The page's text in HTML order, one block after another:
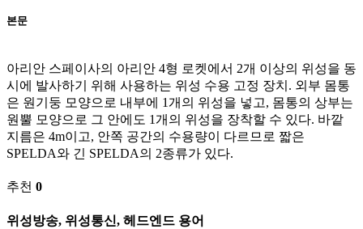
본문
아리안 스페이사의 아리안 4형 로켓에서 2개 이상의 위성을 동
시에 발사하기 위해 사용하는 위성 수용 고정 장치. 외부 몸통
은 원기둥 모양으로 내부에 1개의 위성을 넣고, 몸통의 상부는
원뿔 모양으로 그 안에도 1개의 위성을 장착할 수 있다. 바깥
지름은 4m이고, 안쪽 공간의 수용량이 다르므로 짧은
SPELDA와 긴 SPELDA의 2종류가 있다.
추천 0
위성방송, 위성통신, 헤드엔드 용어